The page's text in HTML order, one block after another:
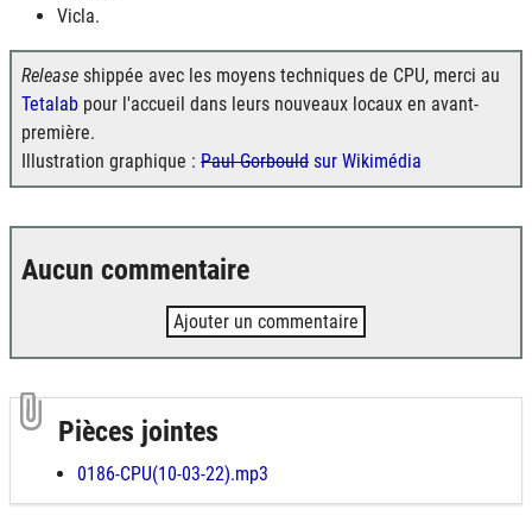
Vicla.
Release shippée avec les moyens techniques de CPU, merci au
Tetalab pour l'accueil dans leurs nouveaux locaux en avant-
première.
Illustration graphique : Paul Gorbould sur Wikimédia
Aucun commentaire
Ajouter un commentaire
Pièces jointes
0186-CPU(10-03-22).mp3